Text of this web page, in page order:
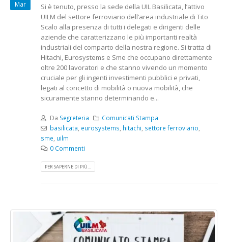
Mar
Si è tenuto, presso la sede della UIL Basilicata, l’attivo
UILM del settore ferroviario dell’area industriale di Tito
Scalo alla presenza di tutti i delegati e dirigenti delle
aziende che caratterizzano le più importanti realtà
industriali del comparto della nostra regione. Si tratta di
Hitachi, Eurosystems e Sme che occupano direttamente
oltre 200 lavoratori e che stanno vivendo un momento
cruciale per gli ingenti investimenti pubblici e privati,
legati al concetto di mobilità o nuova mobilità, che
sicuramente stanno determinando e...
Da Segreteria
Comunicati Stampa
basilicata eurosystems hitachi settore ferroviario
sme uilm
0 Commenti
PER SAPERNE DI PIÙ...